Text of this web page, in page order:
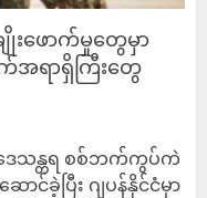
းဖောက်မှုတွေမှာ
အရာရှိကြီးတွေ
ေသန္တရ စစ်ဘက်ကွပ်ကဲ
င်ခဲ့ပြီး ဂျပန်နိုင်ငံမှာ